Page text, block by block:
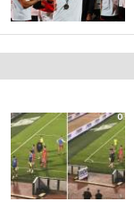
0